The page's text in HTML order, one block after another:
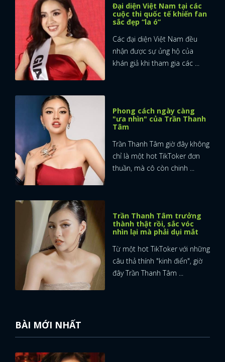
Đại diện Việt Nam tại các
cuộc thi quốc tế khiến fan
sắc đẹp “la ó”
Các đại diện Việt Nam đều
nhận được sự ủng hộ của
khán giả khi tham gia các ...
Phong cách ngày càng
"ưa nhìn" của Trần Thanh
Tâm
Trần Thanh Tâm giờ đây không
chỉ là một hot TikToker đơn
thuần, mà cô còn chinh ...
Trần Thanh Tâm trưởng
thành thật rồi, sắc vóc
nhìn lại mà phải dụi mắt
Từ một hot TikToker với những
câu thả thính "kinh điển", giờ
đây Trần Thanh Tâm ...
BÀI MỚI NHẤT